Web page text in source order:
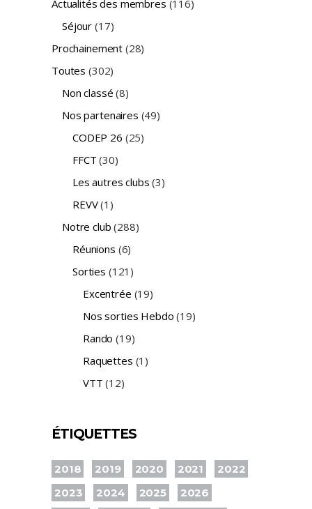
Actualités des membres (116)
Séjour (17)
Prochainement (28)
Toutes (302)
Non classé (8)
Nos partenaires (49)
CODEP 26 (25)
FFCT (30)
Les autres clubs (3)
REVV(1)
Notre club (288)
Réunions (6)
Sorties (121)
Excentrée (19)
Nos sorties Hebdo (19)
Rando (19)
Raquettes (1)
VTT (12)
ÉTIQUETTES
2018 2019 2020 2021
2022
2023
2024 2025
2026